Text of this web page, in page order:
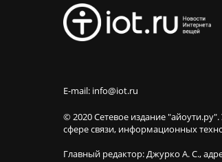
E-mail: info@iot.ru
© 2020 Сетевое издание
сфере связи, информационных
Главный редактор: Джурко А. С.,